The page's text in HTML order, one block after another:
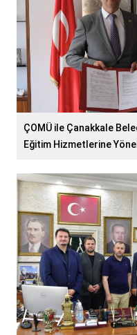
ÇOMÜ ile Çanakkale
Eğitim Hizmetlerine